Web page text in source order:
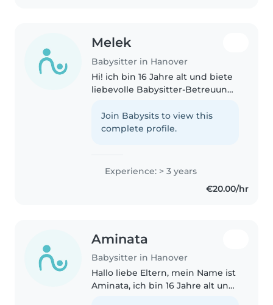
Melek
Babysitter in Hanover
Hi! ich bin 16 Jahre alt und biete
liebevolle Babysitter-Betreuung
verantwortungsbewusst und
liebe es, Zeit mit Kindern zu
Join Babysits to view this
complete profile.
Experience: > 3 years
€20.00/hr
Aminata
Babysitter in Hanover
Hallo liebe Eltern, mein Name ist
Aminata, ich bin 16 Jahre alt und